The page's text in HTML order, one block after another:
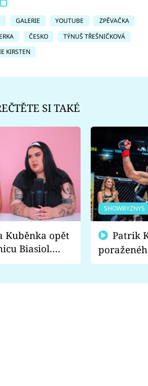
GALERIE YOUTUBE
ZPĚVAČKA
ČESKO
TÝNUŠ TŘEŠNIČKOVÁ
KIRSTEN
SI TAKÉ
Kuběnka opět
Biasiol.
falešná a
SHOWBYZNYS
fanoušci